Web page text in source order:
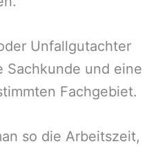
Unfallgutachter
Sachkunde und eine
Fachgebiet.
so die Arbeitszeit,